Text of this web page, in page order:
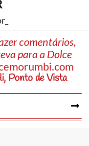
comentários,
para a Dolce
, Ponto de Vista